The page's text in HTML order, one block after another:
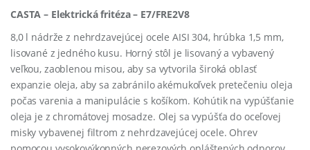
CASTA – Elektrická fritéza – E7/FRE2V8
8,0 l nádrže z nehrdzavejúcej ocele AISI 304, hrúbka 1,5 mm,
lisované z jedného kusu. Horný stôl je lisovaný a vybavený
veľkou, zaoblenou misou, aby sa vytvorila široká oblasť
expanzie oleja, aby sa zabránilo akémukoľvek pretečeniu oleja
počas varenia a manipulácie s košíkom. Kohútik na vypúšťanie
oleja je z chromátovej mosadze. Olej sa vypúšťa do oceľovej
misky vybavenej filtrom z nehrdzavejúcej ocele. Ohrev